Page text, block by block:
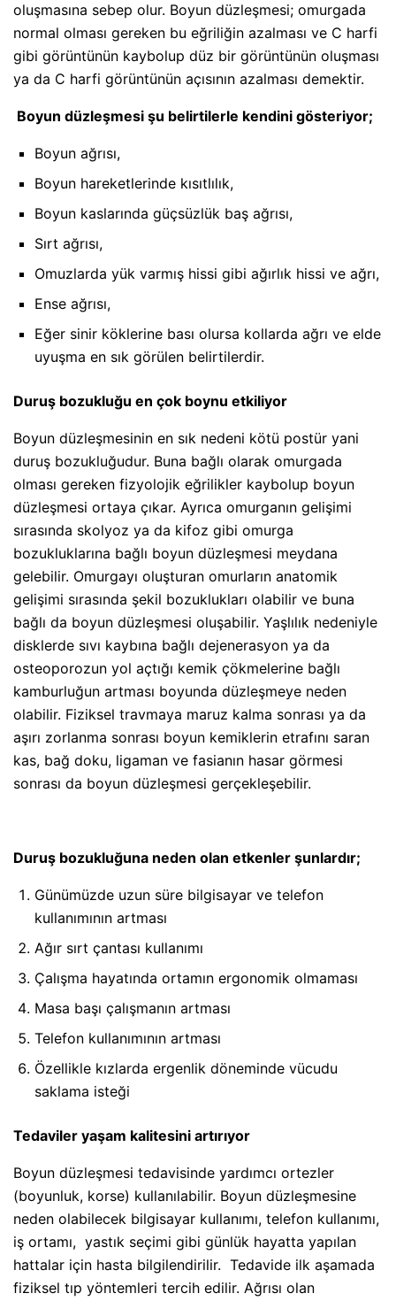
oluşmasına sebep olur. Boyun düzleşmesi; omurgada
normal olması gereken bu eğriliğin azalması ve C harfi
gibi görüntünün kaybolup düz bir görüntünün oluşması
ya da C harfi görüntünün açısının azalması demektir.
Boyun düzleşmesi şu belirtilerle kendini gösteriyor;
Boyun ağrısı,
Boyun hareketlerinde kısıtlılık,
Boyun kaslarında güçsüzlük baş ağrısı,
Sırt ağrısı,
Omuzlarda yük varmış hissi gibi ağırlık hissi ve ağrı,
Ense ağrısı,
Eğer sinir köklerine bası olursa kollarda ağrı ve elde
uyuşma en sık görülen belirtilerdir.
Duruş bozukluğu en çok boynu etkiliyor
Boyun düzleşmesinin en sık nedeni kötü postür yani
duruş bozukluğudur. Buna bağlı olarak omurgada
olması gereken fizyolojik eğrilikler kaybolup boyun
düzleşmesi ortaya çıkar. Ayrıca omurganın gelişimi
sırasında skolyoz ya da kifoz gibi omurga
bozukluklarına bağlı boyun düzleşmesi meydana
gelebilir. Omurgayı oluşturan omurların anatomik
gelişimi sırasında şekil bozuklukları olabilir ve buna
bağlı da boyun düzleşmesi oluşabilir. Yaşlılık nedeniyle
disklerde sıvı kaybına bağlı dejenerasyon ya da
osteoporozun yol açtığı kemik çökmelerine bağlı
kamburluğun artması boyunda düzleşmeye neden
olabilir. Fiziksel travmaya maruz kalma sonrası ya da
aşırı zorlanma sonrası boyun kemiklerin etrafını saran
kas, bağ doku, ligaman ve fasianın hasar görmesi
sonrası da boyun düzleşmesi gerçekleşebilir.
Duruş bozukluğuna neden olan etkenler şunlardır;
Günümüzde uzun süre bilgisayar ve telefon
kullanımının artması
Ağır sırt çantası kullanımı
Çalışma hayatında ortamın ergonomik olmaması
Masa başı çalışmanın artması
Telefon kullanımının artması
Özellikle kızlarda ergenlik döneminde vücudu
saklama isteği
Tedaviler yaşam kalitesini artırıyor
Boyun düzleşmesi tedavisinde yardımcı ortezler
(boyunluk, korse) kullanılabilir. Boyun düzleşmesine
neden olabilecek bilgisayar kullanımı, telefon kullanımı,
iş ortamı, yastık seçimi gibi günlük hayatta yapılan
hattalar için hasta bilgilendirilir. Tedavide ilk aşamada
fiziksel tıp yöntemleri tercih edilir. Ağrısı olan